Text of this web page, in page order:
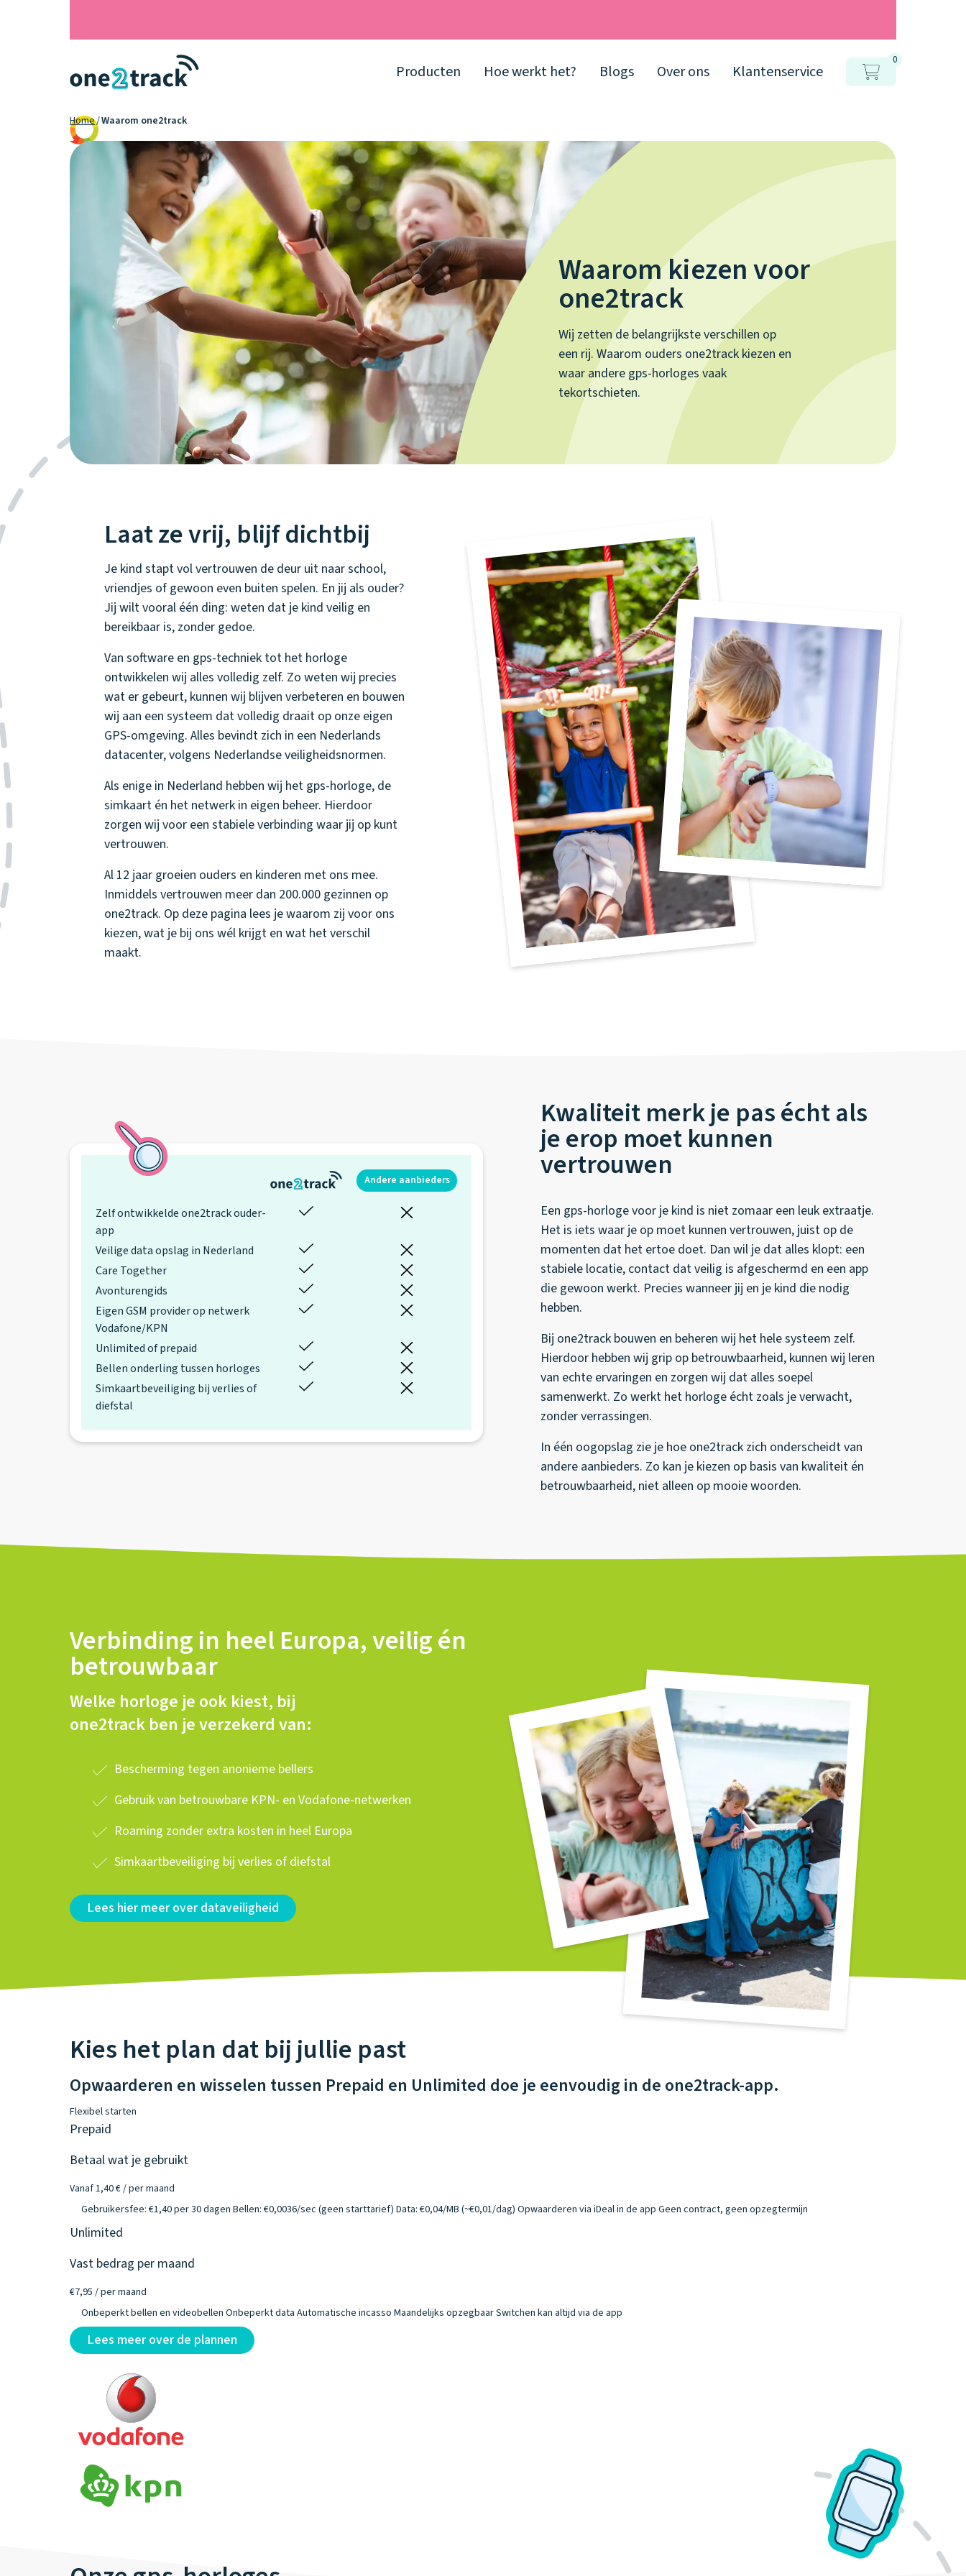
Producten Hoe werkt het? Blogs Over ons Klantenservice
0
Home Waarom one2track
Waarom kiezen voor
one2track
Wij zetten de belangrijkste verschillen op
een rij. Waarom ouders one2track kiezen en
waar andere gps-horloges vaak
tekortschieten.
Laat ze vrij, blijf dichtbij
Je kind stapt vol vertrouwen de deur uit naar school,
vriendjes of gewoon even buiten spelen. En jij als ouder?
Jij wilt vooral één ding: weten dat je kind veilig en
bereikbaar is, zonder gedoe.
Van software en gps-techniek tot het horloge
ontwikkelen wij alles volledig zelf. Zo weten wij precies
wat er gebeurt, kunnen wij blijven verbeteren en bouwen
wij aan een systeem dat volledig draait op onze eigen
GPS-omgeving. Alles bevindt zich in een Nederlands
datacenter, volgens Nederlandse veiligheidsnormen.
Als enige in Nederland hebben wij het gps-horloge, de
simkaart én het netwerk in eigen beheer. Hierdoor
zorgen wij voor een stabiele verbinding waar jij op kunt
vertrouwen.
Al 12 jaar groeien ouders en kinderen met ons mee.
Inmiddels vertrouwen meer dan 200.000 gezinnen op
one2track. Op deze pagina lees je waarom zij voor ons
kiezen, wat je bij ons wél krijgt en wat het verschil
maakt.
Andere aanbieders
Zelf ontwikkelde one2track ouder-
app
Veilige data opslag in Nederland
Care Together
Avonturengids
Eigen GSM provider op netwerk
Vodafone/KPN
Unlimited of prepaid
Bellen onderling tussen horloges
Simkaartbeveiliging bij verlies of
diefstal
Kwaliteit merk je pas écht als
je erop moet kunnen
vertrouwen
Een gps-horloge voor je kind is niet zomaar een leuk extraatje.
Het is iets waar je op moet kunnen vertrouwen, juist op de
momenten dat het ertoe doet. Dan wil je dat alles klopt: een
stabiele locatie, contact dat veilig is afgeschermd en een app
die gewoon werkt. Precies wanneer jij en je kind die nodig
hebben.
Bij one2track bouwen en beheren wij het hele systeem zelf.
Hierdoor hebben wij grip op betrouwbaarheid, kunnen wij leren
van echte ervaringen en zorgen wij dat alles soepel
samenwerkt. Zo werkt het horloge écht zoals je verwacht,
zonder verrassingen.
In één oogopslag zie je hoe one2track zich onderscheidt van
andere aanbieders. Zo kan je kiezen op basis van kwaliteit én
betrouwbaarheid, niet alleen op mooie woorden.
Verbinding in heel Europa, veilig én
betrouwbaar
Welke horloge je ook kiest, bij
one2track ben je verzekerd van:
Bescherming tegen anonieme bellers
Gebruik van betrouwbare KPN- en Vodafone-netwerken
Roaming zonder extra kosten in heel Europa
Simkaartbeveiliging bij verlies of diefstal
Lees hier meer over dataveiligheid
Kies het plan dat bij jullie past
Opwaarderen en wisselen tussen Prepaid en Unlimited doe je eenvoudig in de one2track-app.
Flexibel starten
Prepaid
Betaal wat je gebruikt
Vanaf 1,40 €/ per maand
Gebruikersfee: €1,40 per 30 dagen Bellen: €0,0036/sec (geen starttarief) Data: €0,04/MB (~€0,01/dag) Opwaarderen via iDeal in de app Geen contract, geen opzegtermijn
Unlimited
Vast bedrag per maand
€7,95 / per maand
Onbeperkt bellen en videobellen Onbeperkt data Automatische incasso Maandelijks opzegbaarSwitchen kan altijd via de app
Lees meer over de plannen